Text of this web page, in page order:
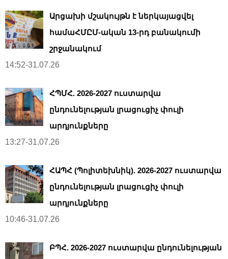
Արցախի մշակույթն է ներկայացվել
համաՀՄԸՄ-ական 13-րդ բանակումի
շրջանակում
14:52-31.07.26
ՀՊՄՀ. 2026-2027 ուստարվա
ընդունելության լրացուցիչ փուլի
արդյունքները
13:27-31.07.26
ՀԱՊՀ (Պոլիտեխնիկ). 2026-2027 ուստարվա
ընդունելության լրացուցիչ փուլի
արդյունքները
10:46-31.07.26
ԲՊՀ. 2026-2027 ուստարվա ընդունելության